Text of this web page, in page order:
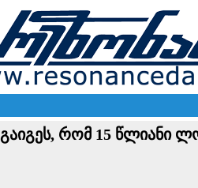
რომ 15 წლიანი